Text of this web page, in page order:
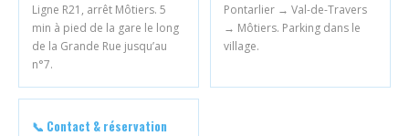
Ligne R21, arrêt Môtiers. 5
min à pied de la gare le long
de la Grande Rue jusqu’au
n°7.
Pontarlier → Val-de-Travers
→ Môtiers. Parking dans le
village.
📞 Contact & réservation